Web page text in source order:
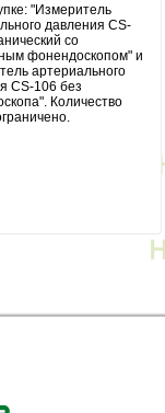
"Измеритель
давления CS-
со
фонендоскопом" и
артериального
CS-106 без
Количество